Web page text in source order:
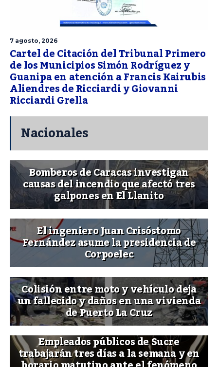
7 agosto, 2026
Cartel de Citación del Tribunal Primero
de los Municipios Simón Rodríguez y
Guanipa en atención a Francis Kairubis
Aliendres de Ricciardi y Giovanni
Ricciardi Grella
Nacionales
Bomberos de Caracas investigan
causas del incendio que afectó tres
galpones en El Llanito
El ingeniero Juan Crisóstomo
Fernández asume la presidencia de
Corpoelec
Colisión entre moto y vehículo deja
un fallecido y daños en una vivienda
de Puerto La Cruz
Empleados públicos de Sucre
trabajarán tres días a la semana y en